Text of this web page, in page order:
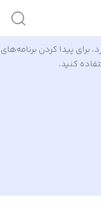
برای پیدا کردن برنامه‌های
کنید.